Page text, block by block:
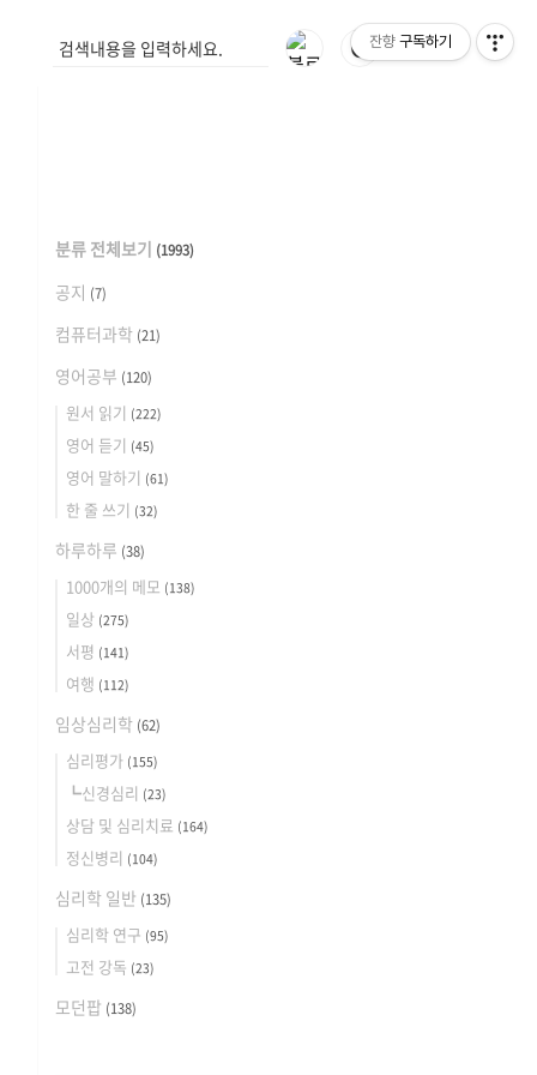
🌓
분류 전체보기 (1993)
공지 (7)
컴퓨터과학 (21)
영어공부 (120)
원서 읽기 (222)
영어 듣기 (45)
영어 말하기 (61)
한 줄 쓰기 (32)
하루하루 (38)
1000개의 메모 (138)
일상 (275)
서평 (141)
여행 (112)
임상심리학 (62)
심리평가 (155)
┗신경심리 (23)
상담 및 심리치료 (164)
정신병리 (104)
심리학 일반 (135)
심리학 연구 (95)
고전 강독 (23)
모던팝 (138)
잔향 구독하기